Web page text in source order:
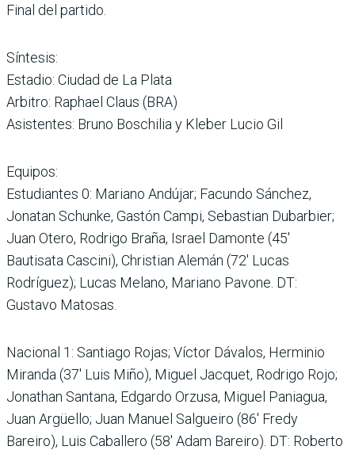
Final del partido.
Síntesis:
Estadio: Ciudad de La Plata
Arbitro: Raphael Claus (BRA)
Asistentes: Bruno Boschilia y Kleber Lucio Gil
Equipos:
Estudiantes 0: Mariano Andújar; Facundo Sánchez,
Jonatan Schunke, Gastón Campi, Sebastian Dubarbier;
Juan Otero, Rodrigo Braña, Israel Damonte (45′
Bautisata Cascini), Christian Alemán (72′ Lucas
Rodríguez); Lucas Melano, Mariano Pavone. DT:
Gustavo Matosas.
Nacional 1: Santiago Rojas; Víctor Dávalos, Herminio
Miranda (37′ Luis Miño), Miguel Jacquet, Rodrigo Rojo;
Jonathan Santana, Edgardo Orzusa, Miguel Paniagua,
Juan Argüello; Juan Manuel Salgueiro (86′ Fredy
Bareiro), Luis Caballero (58′ Adam Bareiro). DT: Roberto